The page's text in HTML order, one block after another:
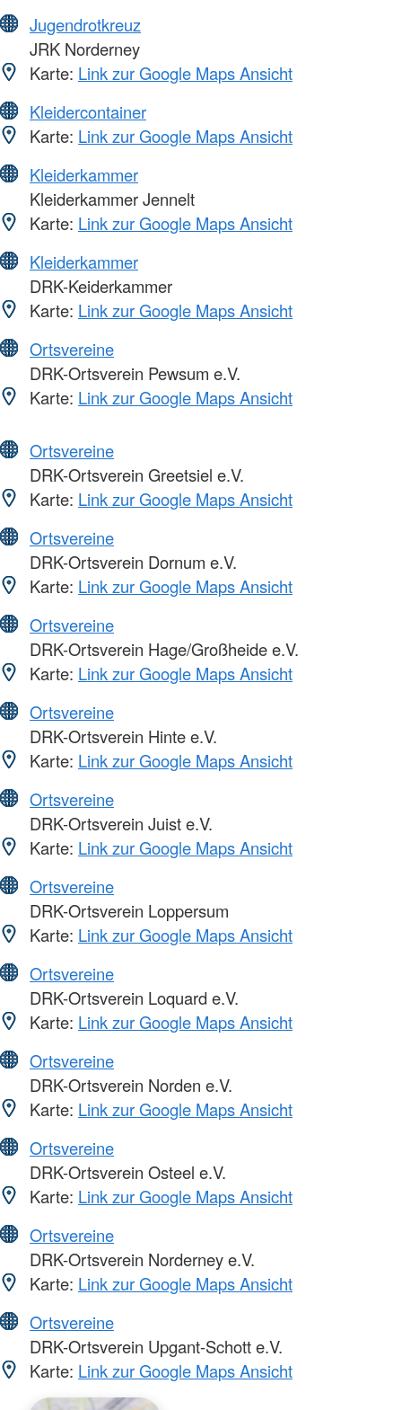
Jugendrotkreuz
JRK Norderney
Karte: Link zur Google Maps Ansicht
Kleidercontainer
Karte: Link zur Google Maps Ansicht
Kleiderkammer
Kleiderkammer Jennelt
Karte: Link zur Google Maps Ansicht
Kleiderkammer
DRK-Keiderkammer
Karte: Link zur Google Maps Ansicht
Ortsvereine
DRK-Ortsverein Pewsum e.V.
Karte: Link zur Google Maps Ansicht
Ortsvereine
DRK-Ortsverein Greetsiel e.V.
Karte: Link zur Google Maps Ansicht
Ortsvereine
DRK-Ortsverein Dornum e.V.
Karte: Link zur Google Maps Ansicht
Ortsvereine
DRK-Ortsverein Hage/Großheide e.V.
Karte: Link zur Google Maps Ansicht
Ortsvereine
DRK-Ortsverein Hinte e.V.
Karte: Link zur Google Maps Ansicht
Ortsvereine
DRK-Ortsverein Juist e.V.
Karte: Link zur Google Maps Ansicht
Ortsvereine
DRK-Ortsverein Loppersum
Karte: Link zur Google Maps Ansicht
Ortsvereine
DRK-Ortsverein Loquard e.V.
Karte: Link zur Google Maps Ansicht
Ortsvereine
DRK-Ortsverein Norden e.V.
Karte: Link zur Google Maps Ansicht
Ortsvereine
DRK-Ortsverein Osteel e.V.
Karte: Link zur Google Maps Ansicht
Ortsvereine
DRK-Ortsverein Norderney e.V.
Karte: Link zur Google Maps Ansicht
Ortsvereine
DRK-Ortsverein Upgant-Schott e.V.
Karte: Link zur Google Maps Ansicht